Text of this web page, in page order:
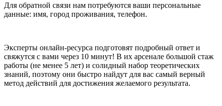
Для обратной связи нам потребуются ваши персональные
данные: имя, город проживания, телефон.
Эксперты онлайн-ресурса подготовят подробный ответ и
свяжутся с вами через 10 минут! В их арсенале большой стаж
работы (не менее 5 лет) и солидный набор теоретических
знаний, поэтому они быстро найдут для вас самый верный
метод действий для достижения желаемого результата.